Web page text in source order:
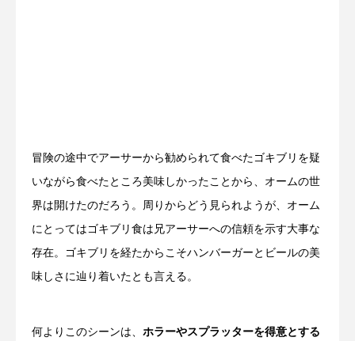
冒険の途中でアーサーから勧められて食べたゴキブリを疑
いながら食べたところ美味しかったことから、オームの世
界は開けたのだろう。周りからどう見られようが、オーム
にとってはゴキブリ食は兄アーサーへの信頼を示す大事な
存在。ゴキブリを経たからこそハンバーガーとビールの美
味しさに辿り着いたとも言える。
何よりこのシーンは、 ホラーやスプラッターを得意とする